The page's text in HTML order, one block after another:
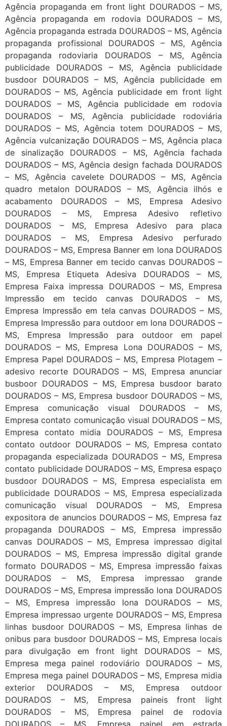
Agência propaganda em front light DOURADOS – MS,
Agência propaganda em rodovia DOURADOS – MS,
Agência propaganda estrada DOURADOS – MS, Agência
propaganda profissional DOURADOS – MS, Agência
propaganda rodoviaria DOURADOS – MS, Agência
publicidade DOURADOS – MS, Agência publicidade
busdoor DOURADOS – MS, Agência publicidade em
DOURADOS – MS, Agência publicidade em front light
DOURADOS – MS, Agência publicidade em rodovia
DOURADOS – MS, Agência publicidade rodoviária
DOURADOS – MS, Agência totem DOURADOS – MS,
Agência vulcanização DOURADOS – MS, Agência placa
de sinalização DOURADOS – MS, Agência fachada
DOURADOS – MS, Agência design fachada DOURADOS
– MS, Agência cavelete DOURADOS – MS, Agência
quadro metalon DOURADOS – MS, Agência ilhós e
acabamento DOURADOS – MS, Empresa Adesivo
DOURADOS – MS, Empresa Adesivo refletivo
DOURADOS – MS, Empresa Adesivo para placa
DOURADOS – MS, Empresa Adesivo perfurado
DOURADOS – MS, Empresa Banner em lona DOURADOS
– MS, Empresa Banner em tecido canvas DOURADOS –
MS, Empresa Etiqueta Adesiva DOURADOS – MS,
Empresa Faixa impressa DOURADOS – MS, Empresa
Impressão em tecido canvas DOURADOS – MS,
Empresa Impressão em tela canvas DOURADOS – MS,
Empresa Impressão para outdoor em lona DOURADOS –
MS, Empresa Impressão para outdoor em papel
DOURADOS – MS, Empresa Lona DOURADOS – MS,
Empresa Papel DOURADOS – MS, Empresa Plotagem –
adesivo recorte DOURADOS – MS, Empresa anunciar
busboor DOURADOS – MS, Empresa busdoor barato
DOURADOS – MS, Empresa busdoor DOURADOS – MS,
Empresa comunicação visual DOURADOS – MS,
Empresa contato comunicação visual DOURADOS – MS,
Empresa contato midia DOURADOS – MS, Empresa
contato outdoor DOURADOS – MS, Empresa contato
propaganda especializada DOURADOS – MS, Empresa
contato publicidade DOURADOS – MS, Empresa espaço
busdoor DOURADOS – MS, Empresa especialista em
publicidade DOURADOS – MS, Empresa especializada
comunicação visual DOURADOS – MS, Empresa
expositora de anuncios DOURADOS – MS, Empresa faz
propaganda DOURADOS – MS, Empresa impressão
canvas DOURADOS – MS, Empresa impressao digital
DOURADOS – MS, Empresa impressão digital grande
formato DOURADOS – MS, Empresa impressão faixas
DOURADOS – MS, Empresa impressao grande
DOURADOS – MS, Empresa impressão lona DOURADOS
– MS, Empresa impressão lona DOURADOS – MS,
Empresa impressao urgente DOURADOS – MS, Empresa
linhas busdoor DOURADOS – MS, Empresa linhas de
onibus para busdoor DOURADOS – MS, Empresa locais
para divulgação em front light DOURADOS – MS,
Empresa mega painel rodoviário DOURADOS – MS,
Empresa mega painel DOURADOS – MS, Empresa midia
exterior DOURADOS – MS, Empresa outdoor
DOURADOS – MS, Empresa paineis front light
DOURADOS – MS, Empresa painel de rodovia
DOURADOS – MS, Empresa painel em estrada